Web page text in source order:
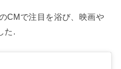
CMで注目を浴び、映画や
た.